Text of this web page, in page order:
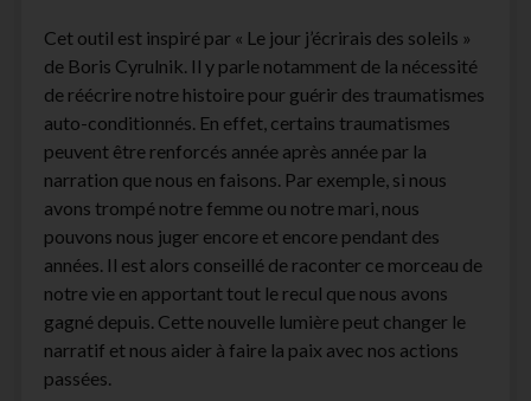
Cet outil est inspiré par « Le jour j’écrirais des soleils »
de Boris Cyrulnik. Il y parle notamment de la nécessité
de réécrire notre histoire pour guérir des traumatismes
auto-conditionnés. En effet, certains traumatismes
peuvent être renforcés année après année par la
narration que nous en faisons. Par exemple, si nous
avons trompé notre femme ou notre mari, nous
pouvons nous juger encore et encore pendant des
années. Il est alors conseillé de raconter ce morceau de
notre vie en apportant tout le recul que nous avons
gagné depuis. Cette nouvelle lumière peut changer le
narratif et nous aider à faire la paix avec nos actions
passées.